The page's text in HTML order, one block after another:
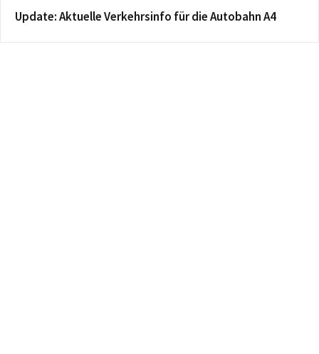
Update: Aktuelle Verkehrsinfo für die Autobahn A4